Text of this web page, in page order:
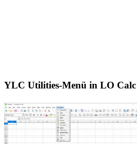
YLC Utilities-Menü in LO Calc